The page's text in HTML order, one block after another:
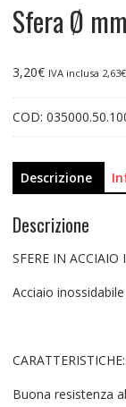
Sfera Ø
3,20€ IVA inclusa 2,63€
COD:
Descrizione
Descrizione
SFERE IN ACCIAIO
Acciaio
CARATTERISTICHE:
Buona resistenza